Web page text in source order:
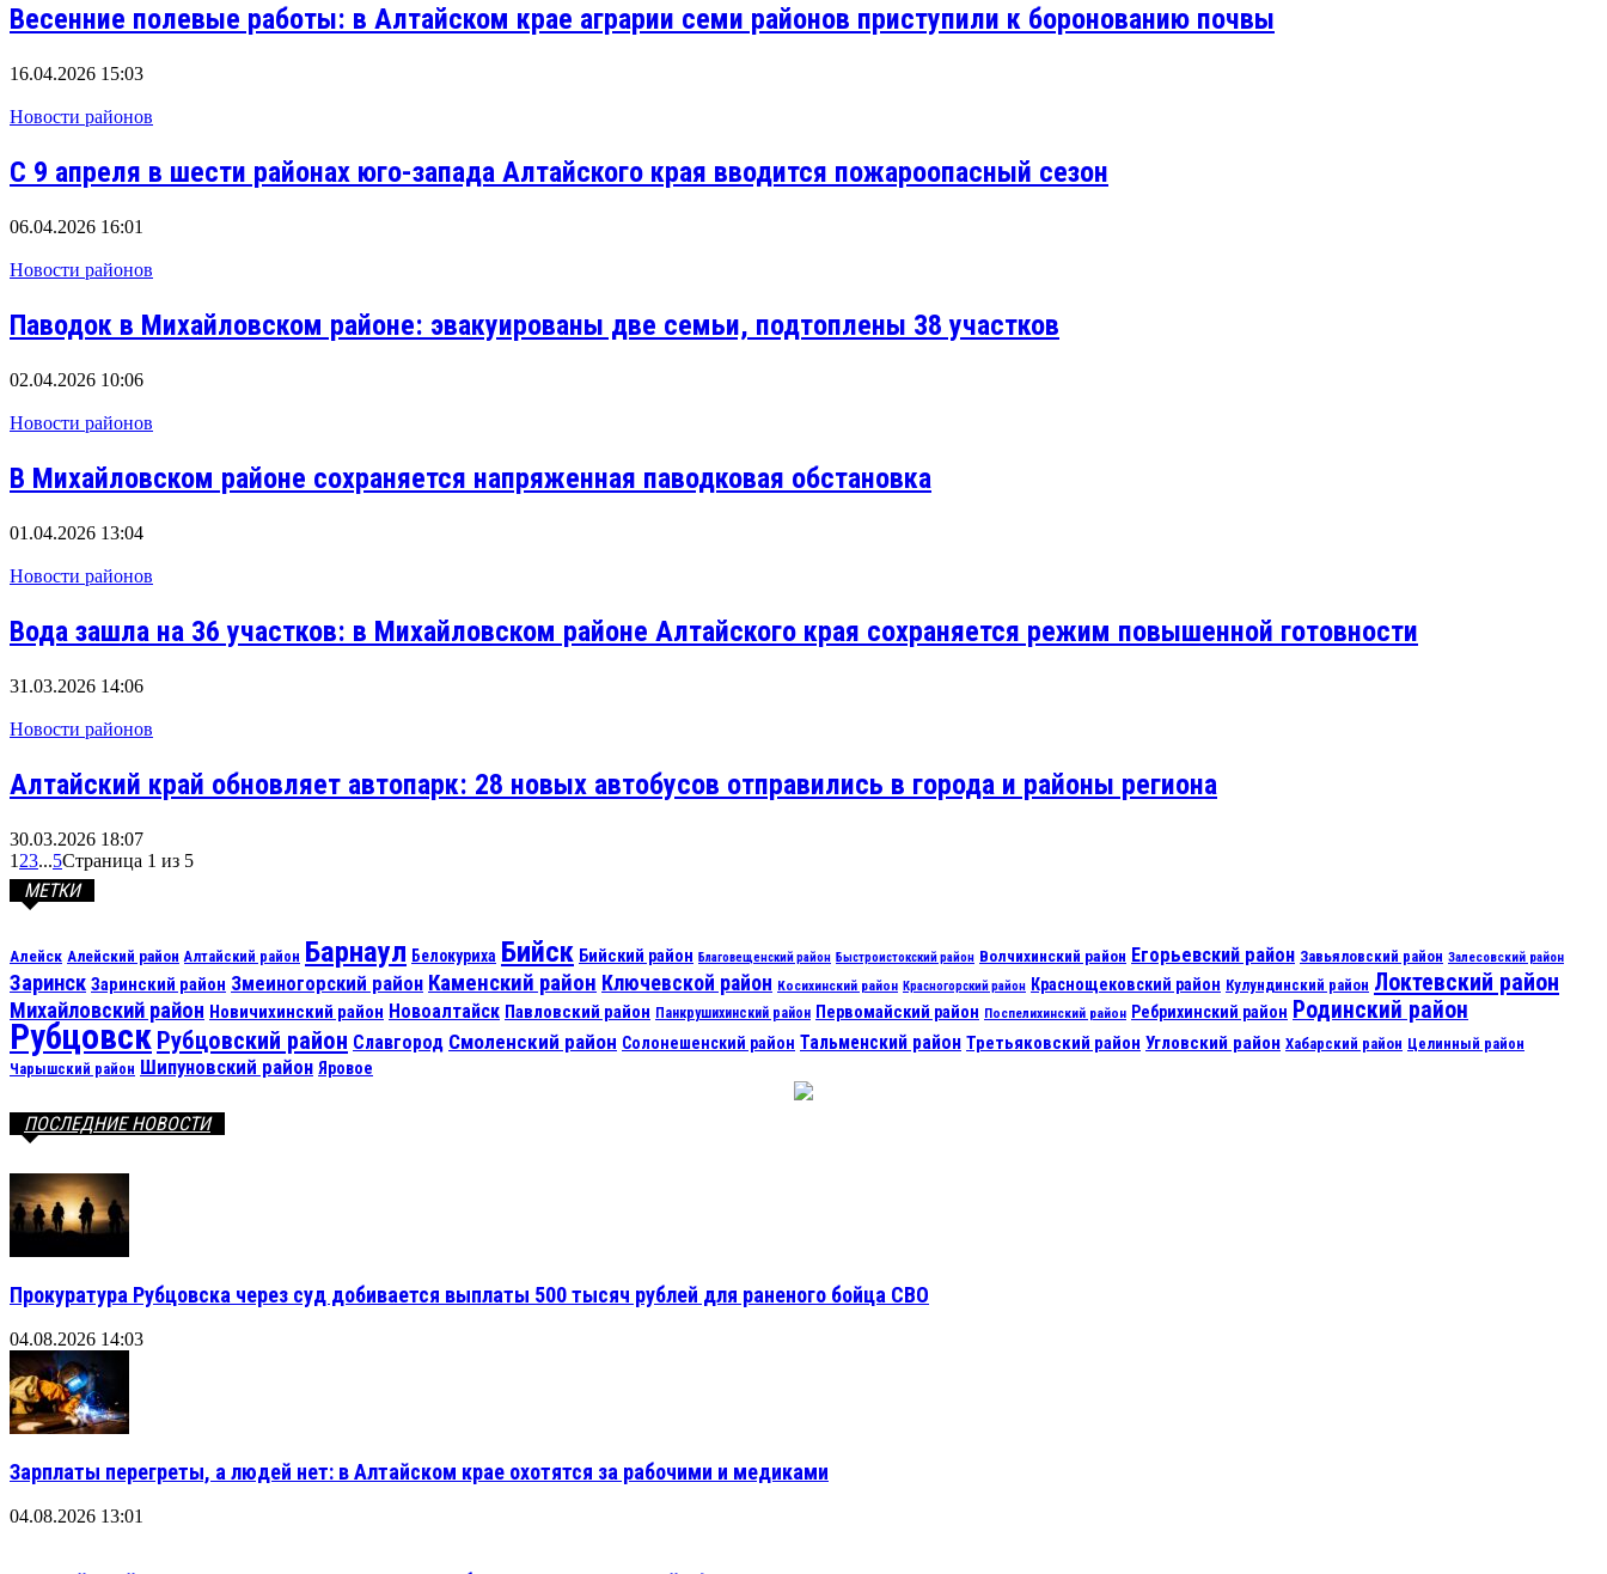
Весенние полевые работы: в Алтайском крае аграрии семи районов приступили к боронованию почвы
16.04.2026 15:03
Новости районов
С 9 апреля в шести районах юго-запада Алтайского края вводится пожароопасный сезон
06.04.2026 16:01
Новости районов
Паводок в Михайловском районе: эвакуированы две семьи, подтоплены 38 участков
02.04.2026 10:06
Новости районов
В Михайловском районе сохраняется напряженная паводковая обстановка
01.04.2026 13:04
Новости районов
Вода зашла на 36 участков: в Михайловском районе Алтайского края сохраняется режим повышенной готовности
31.03.2026 14:06
Новости районов
Алтайский край обновляет автопарк: 28 новых автобусов отправились в города и районы региона
30.03.2026 18:07
1 23...5Страница 1 из 5
МЕТКИ
Алейск Алейский район Алтайский район Барнаул Белокуриха Бийск Бийский район Благовещенский район Быстроистокский район Волчихинский район Егорьевский район Завьяловский район Залесовский район
Заринск Заринский район Змеиногорский район Каменский район Ключевской район Косихинский район Красногорский район Краснощековский район Кулундинский район Локтевский район
Михайловский район Новичихинский район Новоалтайск Павловский район Панкрушихинский район Первомайский район Поспелихинский район Ребрихинский район Родинский район
Рубцовск Рубцовский район Славгород Смоленский район Солонешенский район Тальменский район Третьяковский район Угловский район Хабарский район Целинный район
Чарышский район Шипуновский район Яровое
ПОСЛЕДНИЕ НОВОСТИ
Прокуратура Рубцовска через суд добивается выплаты 500 тысяч рублей для раненого бойца СВО
04.08.2026 14:03
Зарплаты перегреты, а людей нет: в Алтайском крае охотятся за рабочими и медиками
04.08.2026 13:01